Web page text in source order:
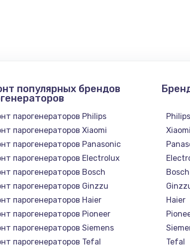
популярных брендов
парогенераторов Philips
парогенераторов Xiaomi
парогенераторов Panasonic
парогенераторов Electrolux
парогенераторов Bosch
парогенераторов Ginzzu
парогенераторов Haier
парогенераторов Pioneer
парогенераторов Siemens
парогенераторов Tefal
Philips
Xiaomi
Bosch
Haier
Tefal